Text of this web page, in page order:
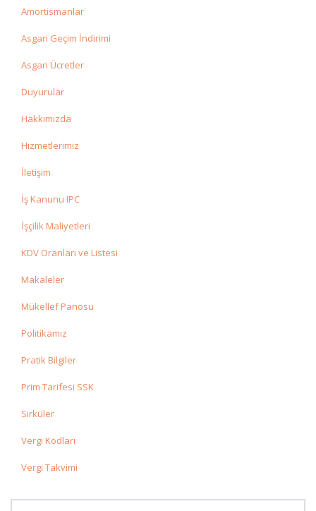
Amortismanlar
Asgari Geçim İndirimi
Asgari Ücretler
Duyurular
Hakkımızda
Hizmetlerimiz
İletişim
İş Kanunu IPC
İşçilik Maliyetleri
KDV Oranları ve Listesi
Makaleler
Mükellef Panosu
Politikamız
Pratik Bilgiler
Prim Tarifesi SSK
Sirküler
Vergi Kodları
Vergi Takvimi